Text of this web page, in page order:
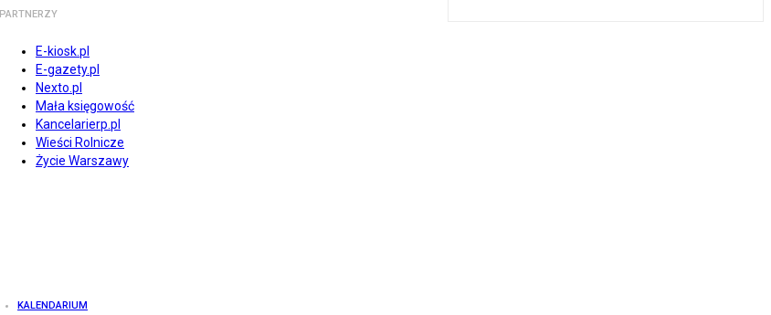
PARTNERZY
E-kiosk.pl
E-gazety.pl
Nexto.pl
Mała księgowość
Kancelarierp.pl
Wieści Rolnicze
Życie Warszawy
KALENDARIUM